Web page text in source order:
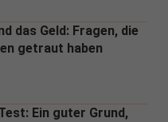
das Geld: Fragen, die
getraut haben
Ein guter Grund,